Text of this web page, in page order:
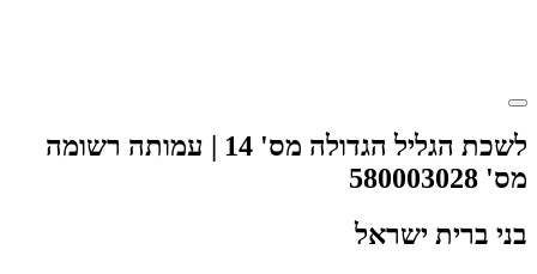
לשכת הגליל הגדולה מס' 14 | עמותה רשומה
מס' 580003028
בני ברית ישראל